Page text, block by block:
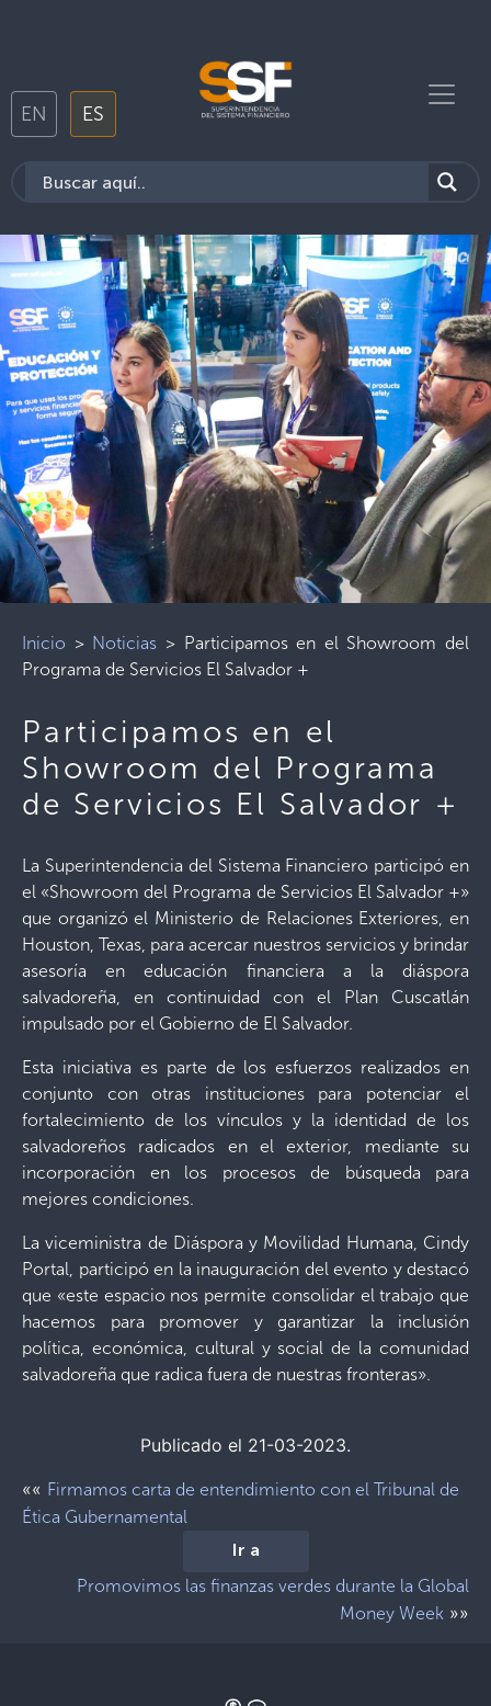
EN ES
Inicio > Noticias > Participamos en el Showroom del
Programa de Servicios El Salvador +
Participamos en el
Showroom del Programa
de Servicios El Salvador +
La Superintendencia del Sistema Financiero participó en
el «Showroom del Programa de Servicios El Salvador +»
que organizó el Ministerio de Relaciones Exteriores, en
Houston, Texas, para acercar nuestros servicios y brindar
asesoría en educación financiera a la diáspora
salvadoreña, en continuidad con el Plan Cuscatlán
impulsado por el Gobierno de El Salvador.
Esta iniciativa es parte de los esfuerzos realizados en
conjunto con otras instituciones para potenciar el
fortalecimiento de los vínculos y la identidad de los
salvadoreños radicados en el exterior, mediante su
incorporación en los procesos de búsqueda para
mejores condiciones.
La viceministra de Diáspora y Movilidad Humana, Cindy
Portal, participó en la inauguración del evento y destacó
que «este espacio nos permite consolidar el trabajo que
hacemos para promover y garantizar la inclusión
política, económica, cultural y social de la comunidad
salvadoreña que radica fuera de nuestras fronteras».
Publicado el 21-03-2023.
«« Firmamos carta de entendimiento con el Tribunal de
Ética Gubernamental
Ir a
Promovimos las finanzas verdes durante la Global
Money Week »»